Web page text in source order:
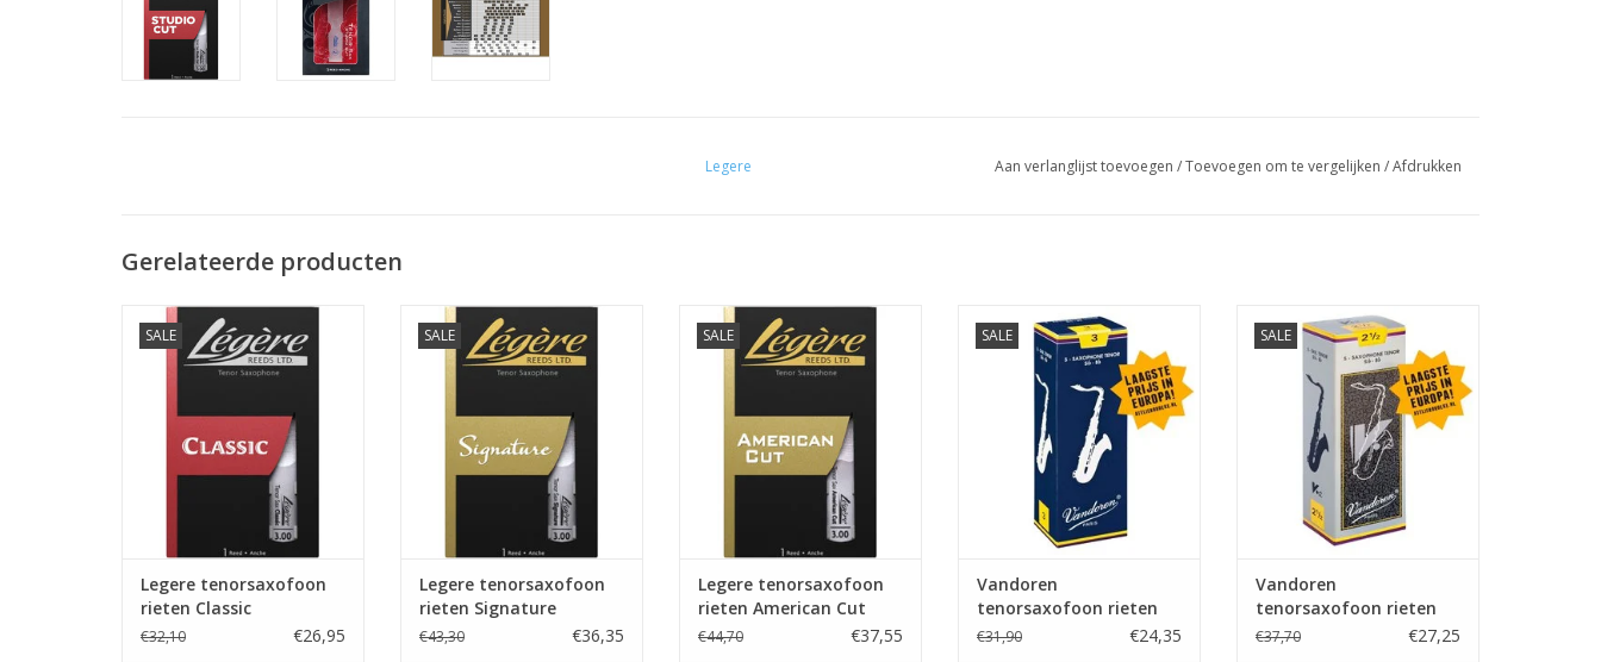
Legere Aan verlanglijst toevoegen /Toevoegen om te vergelijken /Afdrukken
Gerelateerde producten
SALE
Legere tenorsaxofoon rieten
Classic
Legere tenorsaxofoon
rieten Classic
€32,10 €26,95
SALE
Legere tenorsaxofoon rieten
Signature
Legere tenorsaxofoon
rieten Signature
€43,30 €36,35
SALE
Legere tenorsaxofoon rieten
American Cut
Legere tenorsaxofoon
rieten American Cut
€44,70 €37,55
SALE
Vandoren tenorsaxofoon rieten
Traditional
Vandoren
tenorsaxofoon rieten
Traditional
€31,90 €24,35
SALE
Vandoren tenorsaxofoon rieten
V12
Vandoren
tenorsaxofoon rieten
V12
€37,70 €27,25